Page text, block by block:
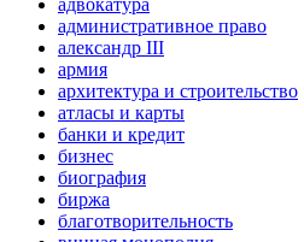
адвокатура
административное право
александр III
армия
архитектура и строительство
атласы и карты
банки и кредит
бизнес
биография
биржа
благотворительность